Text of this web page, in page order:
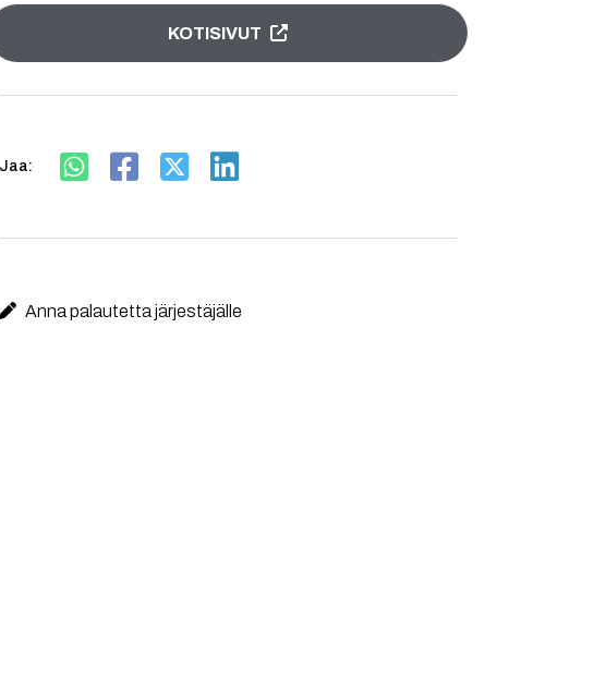
KOTISIVUT
Jaa:
Anna palautetta järjestäjälle